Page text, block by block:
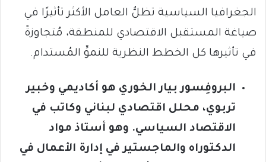
الجغرافيا السياسية تظلُّ العامل الأكثر تأثيرًا في
صياغة المستقبل الاقتصادي للمنطقة، مُتجاوزةً
في تأثيرها كل الخطط النظرية للنموِّ المُستدام.
البروفِسور بيار الخوري هو أكاديمي وخبير
تربوي، محلل اقتصادي لبناني وكاتب في
الاقتصاد السياسي. وهو أستاذ مواد
الدكتوراه والماجستير في إدارة الأعمال في